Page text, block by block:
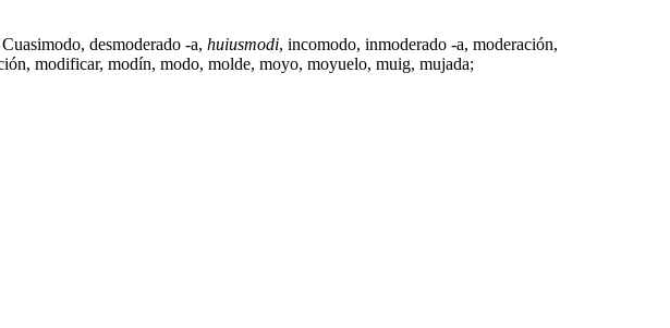
desmoderado -a, huiusmodi, incomodo, inmoderado -a, moderación,
, modificar, modín, modo, molde, moyo, moyuelo, muig, mujada;